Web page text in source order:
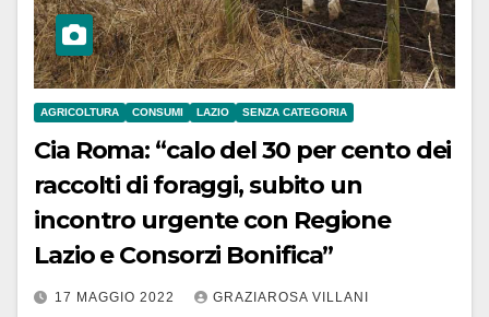
AGRICOLTURA CONSUMI LAZIO SENZA CATEGORIA
Cia Roma: “calo del 30 per cento dei
raccolti di foraggi, subito un
incontro urgente con Regione
Lazio e Consorzi Bonifica”
17 MAGGIO 2022 GRAZIAROSA VILLANI